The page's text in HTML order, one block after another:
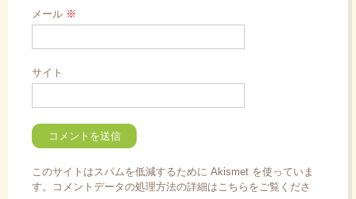
メール ※
サイト
このサイトはスパムを低減するために Akismet を使っていま
す。
コメントデータの処理方法の詳細はこちらをご覧くださ